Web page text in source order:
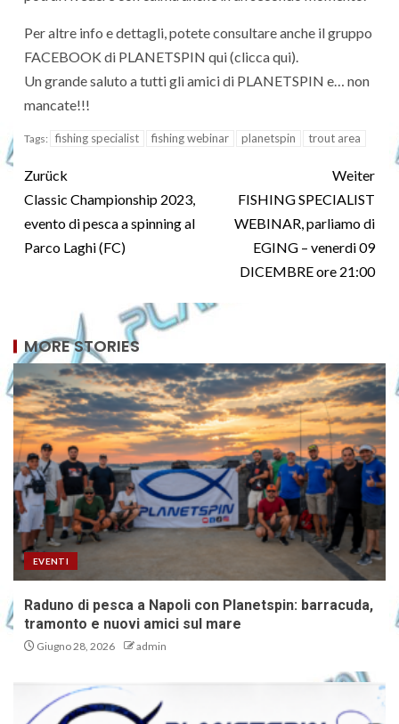
Per altre info e dettagli, potete consultare anche il gruppo
FACEBOOK di PLANETSPIN qui (clicca qui).
Un grande saluto a tutti gli amici di PLANETSPIN e… non
mancate!!!
Tags: fishing specialist fishing webinar planetspin trout area
Zurück
Classic Championship 2023,
evento di pesca a spinning al
Parco Laghi (FC)
Weiter
FISHING SPECIALIST
WEBINAR, parliamo di
EGING – venerdi 09
DICEMBRE ore 21:00
MORE STORIES
EVENTI
Raduno di pesca a Napoli con Planetspin: barracuda,
tramonto e nuovi amici sul mare
Giugno 28, 2026 admin